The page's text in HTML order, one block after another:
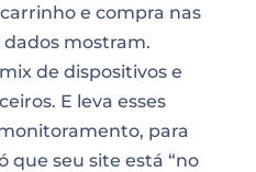
e compra nas
mostram.
de dispositivos e
E leva esses
para
que seu site está “no